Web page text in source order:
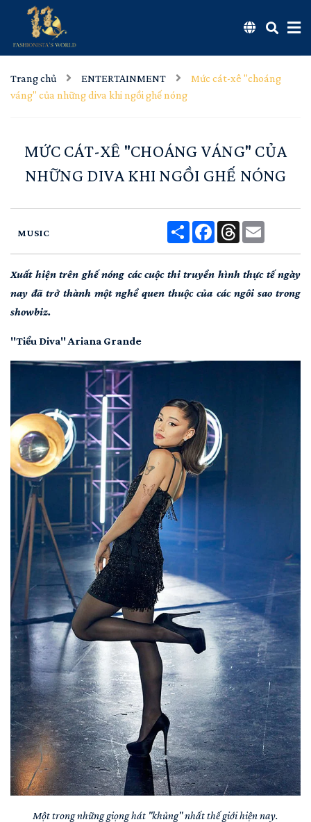
Trang chủ ENTERTAINMENT
Mức cát-xê "choáng
váng" của những diva khi ngồi ghế nóng
MỨC CÁT-XÊ "CHOÁNG VÁNG" CỦA
NHỮNG DIVA KHI NGỒI GHẾ NÓNG
MUSIC
Share Facebook
Threads
Xuất hiện trên ghế nóng các cuộc thi truyền hình thực tế ngày
nay đã trở thành một nghề quen thuộc của các ngôi sao trong
showbiz.
"Tiểu Diva" Ariana Grande
Một trong những giọng hát "khủng" nhất thế giới hiện nay.